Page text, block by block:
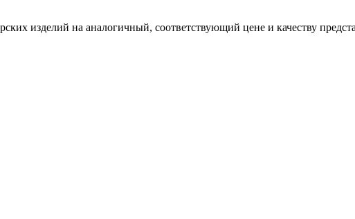
изделий на аналогичный, соответствующий цене и качеству